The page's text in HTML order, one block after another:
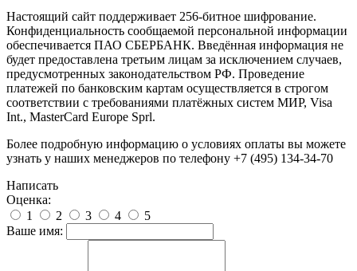
Настоящий сайт поддерживает 256-битное шифрование.
Конфиденциальность сообщаемой персональной информации
обеспечивается ПАО СБЕРБАНК. Введённая информация не
будет предоставлена третьим лицам за исключением случаев,
предусмотренных законодательством РФ. Проведение
платежей по банковским картам осуществляется в строгом
соответствии с требованиями платёжных систем МИР, Visa
Int., MasterCard Europe Sprl.
Более подробную информацию о условиях оплаты вы можете
узнать у наших менеджеров по телефону +7 (495) 134-34-70
Написать
Оценка:
1
2 3 4
5
Ваше имя: